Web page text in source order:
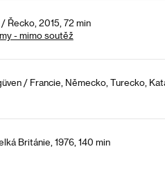
Řecko, 2015, 72 min
- mimo soutěž
/ Francie, Německo, Turecko,
Británie, 1976, 140 min